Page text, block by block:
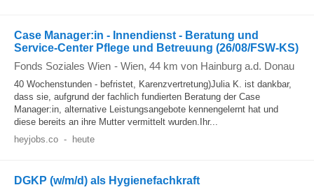
Case Manager:in - Innendienst - Beratung und
Service-Center Pflege und Betreuung (26/08/FSW-KS)
Fonds Soziales Wien - Wien, 44 km von Hainburg a.d. Donau
40 Wochenstunden - befristet, Karenzvertretung)Julia K. ist dankbar,
dass sie, aufgrund der fachlich fundierten Beratung der Case
Manager:in, alternative Leistungsangebote kennengelernt hat und
diese bereits an ihre Mutter vermittelt wurden.Ihr...
heyjobs.co - heute
DGKP (w/m/d) als Hygienefachkraft